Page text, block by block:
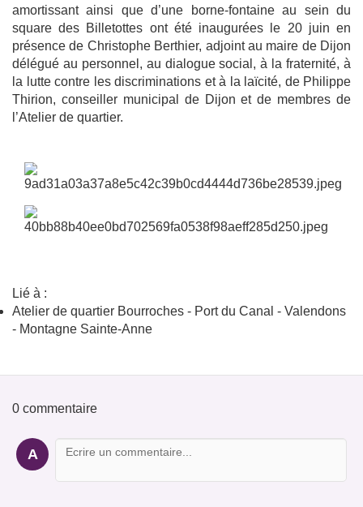
amortissant ainsi que d’une borne-fontaine au sein du
square des Billetottes ont été inaugurées le 20 juin en
présence de Christophe Berthier, adjoint au maire de Dijon
délégué au personnel, au dialogue social, à la fraternité, à
la lutte contre les discriminations et à la laïcité, de Philippe
Thirion, conseiller municipal de Dijon et de membres de
l’Atelier de quartier.
Lié à :
Atelier de quartier Bourroches - Port du Canal - Valendons
- Montagne Sainte-Anne
0 commentaire
A